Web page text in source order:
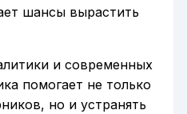
шансы вырастить
и современных
помогает не только
но и устранять